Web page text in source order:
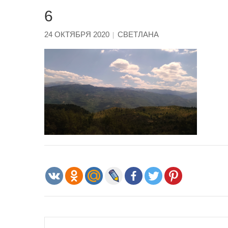
6
24 ОКТЯБРЯ 2020 СВЕТЛАНА